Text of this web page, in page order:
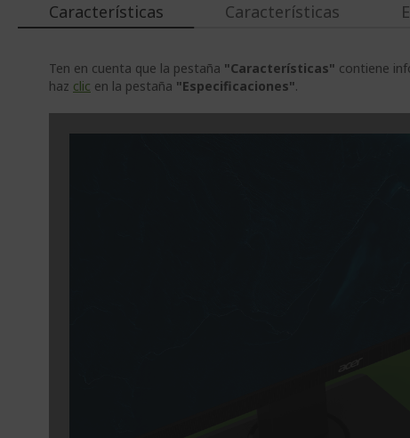
Características
Ten en cuenta que la pestaña "Características" contiene
haz clic en la pestaña "Especificaciones".
Características